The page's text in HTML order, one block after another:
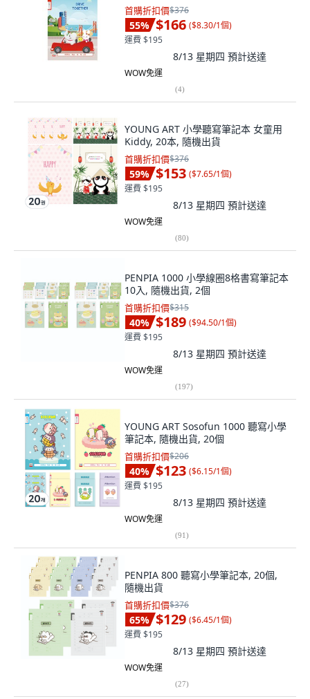
首購折扣價$376
55% $166 ($8.30/1個)
運費 $195
8/13 星期四 預計送達
WOW免運
(4)
YOUNG ART 小學聽寫筆記本 女童用
Kiddy, 20本, 隨機出貨
首購折扣價$376
59% $153 ($7.65/1個)
運費 $195
8/13 星期四 預計送達
WOW免運
(80)
PENPIA 1000 小學線圈8格書寫筆記本
10入, 隨機出貨, 2個
首購折扣價$315
40% $189 ($94.50/1個)
運費 $195
8/13 星期四 預計送達
WOW免運
(197)
YOUNG ART Sosofun 1000 聽寫小學
筆記本, 隨機出貨, 20個
首購折扣價$206
40% $123 ($6.15/1個)
運費 $195
8/13 星期四 預計送達
WOW免運
(91)
PENPIA 800 聽寫小學筆記本, 20個,
隨機出貨
首購折扣價$376
65% $129 ($6.45/1個)
運費 $195
8/13 星期四 預計送達
WOW免運
(27)